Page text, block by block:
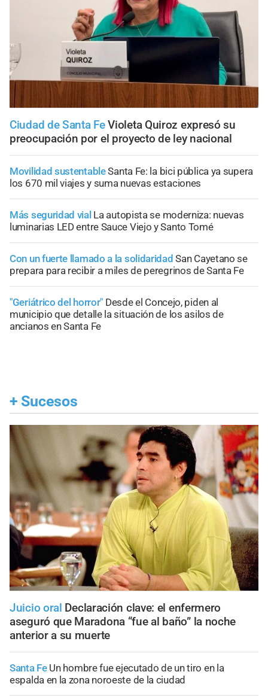
Ciudad de Santa Fe Violeta Quiroz expresó su
preocupación por el proyecto de ley nacional
Movilidad sustentableSanta Fe: la bici pública ya supera
los 670 mil viajes y suma nuevas estaciones
Más seguridad vial La autopista se moderniza: nuevas
luminarias LED entre Sauce Viejo y Santo Tomé
Con un fuerte llamado a la solidaridad San Cayetano se
prepara para recibir a miles de peregrinos de Santa Fe
"Geriátrico del horror" Desde el Concejo, piden al
municipio que detalle la situación de los asilos de
ancianos en Santa Fe
+ Sucesos
Juicio oral Declaración clave: el enfermero
aseguró que Maradona “fue al baño” la noche
anterior a su muerte
Santa Fe Un hombre fue ejecutado de un tiro en la
espalda en la zona noroeste de la ciudad